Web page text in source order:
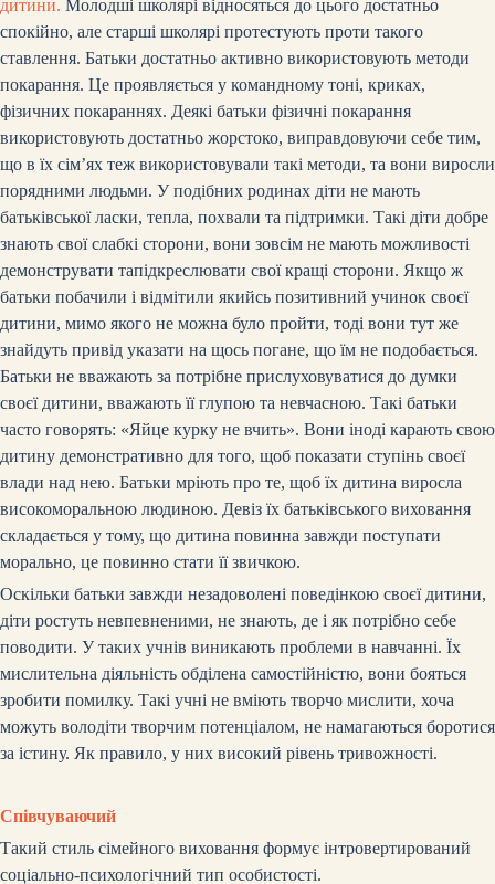
дитини. Молодші школярі відносяться до цього достатньо
спокійно, але старші школярі протестують проти такого
ставлення. Батьки достатньо активно використовують методи
покарання. Це проявляється у командному тоні, криках,
фізичних покараннях. Деякі батьки фізичні покарання
використовують достатньо жорстоко, виправдовуючи себе тим,
що в їх сім’ях теж використовували такі методи, та вони виросли
порядними людьми. У подібних родинах діти не мають
батьківської ласки, тепла, похвали та підтримки. Такі діти добре
знають свої слабкі сторони, вони зовсім не мають можливості
демонструвати тапідкреслювати свої кращі сторони. Якщо ж
батьки побачили і відмітили якийсь позитивний учинок своєї
дитини, мимо якого не можна було пройти, тоді вони тут же
знайдуть привід указати на щось погане, що їм не подобається.
Батьки не вважають за потрібне прислуховуватися до думки
своєї дитини, вважають її глупою та невчасною. Такі батьки
часто говорять: «Яйце курку не вчить». Вони іноді карають свою
дитину демонстративно для того, щоб показати ступінь своєї
влади над нею. Батьки мріють про те, щоб їх дитина виросла
високоморальною людиною. Девіз їх батьківського виховання
складається у тому, що дитина повинна завжди поступати
морально, це повинно стати її звичкою.
Оскільки батьки завжди незадоволені поведінкою своєї дитини,
діти ростуть невпевненими, не знають, де і як потрібно себе
поводити. У таких учнів виникають проблеми в навчанні. Їх
мислительна діяльність обділена самостійністю, вони бояться
зробити помилку. Такі учні не вміють творчо мислити, хоча
можуть володіти творчим потенціалом, не намагаються боротися
за істину. Як правило, у них високий рівень тривожності.
Співчуваючий
Такий стиль сімейного виховання формує інтровертирований
соціально-психологічний тип особистості.